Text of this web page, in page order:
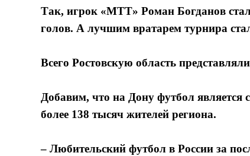
Так, игрок «МТТ» Роман Богданов
голов. А лучшим вратарем турнира
Всего Ростовскую область
Добавим, что на Дону футбол
более 138 тысяч жителей региона.
– Любительский футбол в России за